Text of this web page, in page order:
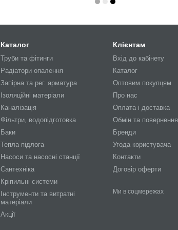
Каталог
Труби та фітинги
Радіатори опалення
Запірна та рег. арматура
Ізоляційні матеріали
Каналізація
Фільтри, водопідготовка
Баки
Тепла підлога
Насоси та насосні станції
Сантехніка
Кріпильні системи
Інструменти та витратні
матеріали
Акції
Клієнтам
Вхід до кабінету
Каталог
Оптовим покупцям
Про нас
Оплата і доставка
Обмін та повернення
Бренди
Угода користувача
Контакти
Договір оферти
Ми в соцмережах